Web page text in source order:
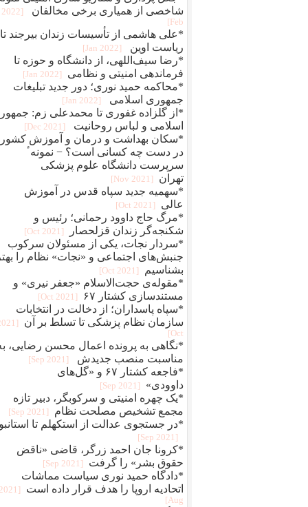
شاخصی از همياری برخی مخالفان
[2022
Feb]
*علی هاشمی از تأسیسات زندان بیرجند تا
ریاست اوین
[2022 Jan]
*رضا سیف‌اللهی، از دانشگاه و حوزه تا
فرماندهی امنیتی و نظامی
[2022 Jan]
*محاکمه حميد نوری؛ دور جديد تبلیغات
جمهوری اسلامی
[2022 Jan]
*از گلزاده غفوری تا محمدعلی زم:
اسلامی و لباس روحانیت
[2021 Dec]
*سکان بهداشت و درمان و آموزش کشور
در دست چه کسانی است؟ − نمونهٴ
سرپرست دانشگاه علوم پزشکی
تهران
[2021 Nov]
*سهمیه جدید سپاه قدس در آموزش
عالی
[2021 Oct]
*مرگ حاج داوود رحمانی؛ رئیس و
شکنجه‌گر زندان قزلحصار
[2021 Oct]
*سردار نجات، یکی از مسئولان سرکوب
جنبش‌های اجتماعی و «نجات» نظام را
بشناسیم
[2021 Oct]
*مقوله‌ی حجت‌الاسلام «جعفر نیری» و
مستند‌سازی کشتار ۶۷
[2021 Oct]
*سپاه پاسداران؛ از دخالت در انتخابات
سازمان نظام پزشکی تا تسلط بر آن
Oct]
*نگاهی به پرونده اعمال محسن رضایی،
مناسبت منصب جدیدش
[2021 Sep]
*فاجعه کشتار ۶۷ و «گل‌های
داوودی»
[2021 Sep]
*یک چهره‌‌ امنیتی و سرکوبگر، دبیر تازه
مجمع تشخیص مصلحت نظام
[2021 Sep]
*در جستجوی عدالت از استکهلم تا
[2021 Sep]
*کرونا جان احمد زرگر، قاضی «ناقض
حقوق بشر» را گرفت
[2021 Sep]
*دادگاه حمید نوری سیاست مماشات
اتحادیه اروپا را هدف قرار داده است
Aug]